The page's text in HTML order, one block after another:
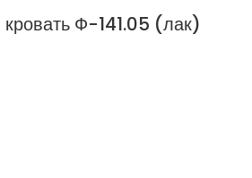
Ф-141.05 (лак)